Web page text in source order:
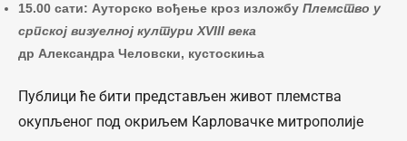
15.00 сати: Ауторско вођење кроз изложбу Племство у
српској визуелној култури XVIII века
др Александра Человски, кустоскиња
Публици ће бити представљен живот племства
окупљеног под окриљем Карловачке митрополије